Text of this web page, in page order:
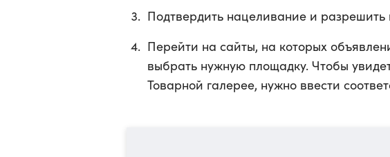
Подтвердить нацеливание и разрешить
Перейти на сайты, на которых
выбрать нужную площадку. Чтобы
Товарной галерее, нужно ввести